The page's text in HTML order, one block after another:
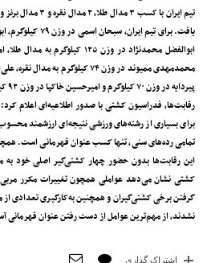
رقابت‌ها، فدراسیون کشتی با صدور اطلاعیه‌ای اعلام
برای بسیاری از رشته‌های ورزشی نتیجه‌ای ارزشمند
تمامی رده‌های سنی، تنها کسب عنوان قهرمانی است.
این رقابت‌ها بدون حضور چهار کشتی‌گیر اصلی خود
کشتی نشان می‌دهد عواملی همچون تغییرات مکرر
گرفتن برخی کشتی‌گیران و همچنین به‌کارگیری تعدادی از
نشدند، از مهم‌ترین عوامل از دست رفتن عنوان قهرمانی
اشتراک گذاری